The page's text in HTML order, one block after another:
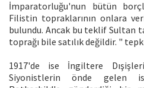
İmparatorluğu'nun bütün
Filistin topraklarının onlara
bulundu. Ancak bu teklif Sultan
toprağı bile satılık değildir. "
1917'de ise İngiltere
Siyonistlerin önde gelen